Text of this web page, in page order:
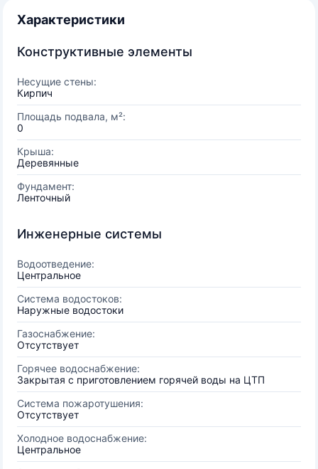
Характеристики
Конструктивные элементы
Несущие стены:
Кирпич
Площадь подвала, м²:
0
Крыша:
Деревянные
Фундамент:
Ленточный
Инженерные системы
Водоотведение:
Центральное
Система водостоков:
Наружные водостоки
Газоснабжение:
Отсутствует
Горячее водоснабжение:
Закрытая с приготовлением горячей воды на ЦТП
Система пожаротушения:
Отсутствует
Холодное водоснабжение:
Центральное